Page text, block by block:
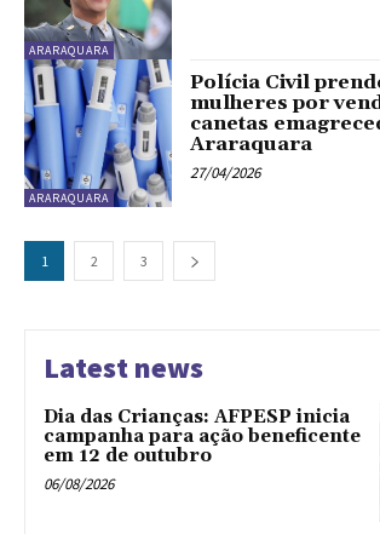
ARARAQUARA
ARARAQUARA
Polícia Civil
mulheres por
canetas
Araraquara
27/04/2026
1 2 3
Latest news
Dia das Crianças: AFPESP inicia
campanha para ação beneficente
em 12 de outubro
06/08/2026